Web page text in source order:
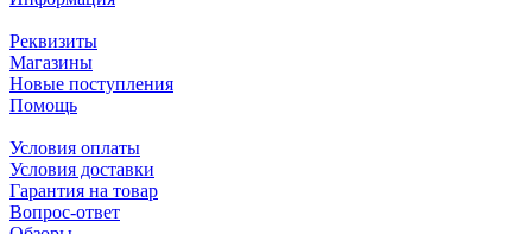
Реквизиты
Магазины
Новые поступления
Помощь
Условия оплаты
Условия доставки
Гарантия на товар
Вопрос-ответ